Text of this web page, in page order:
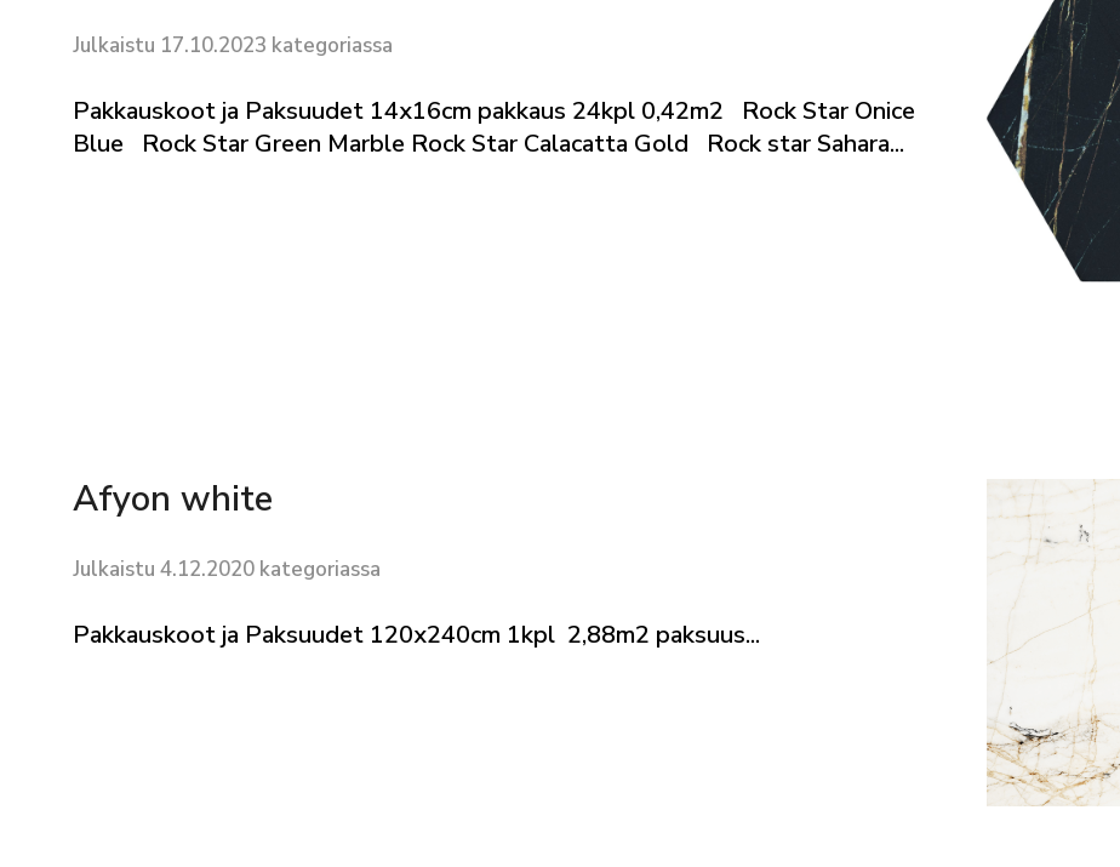
Julkaistu 17.10.2023 kategoriassa
Pakkauskoot ja Paksuudet 14x16cm pakkaus 24kpl 0,42m2 Rock Star Onice
Blue Rock Star Green Marble Rock Star Calacatta Gold Rock star Sahara...
Afyon white
Julkaistu 4.12.2020 kategoriassa
Pakkauskoot ja Paksuudet 120x240cm 1kpl 2,88m2 paksuus...